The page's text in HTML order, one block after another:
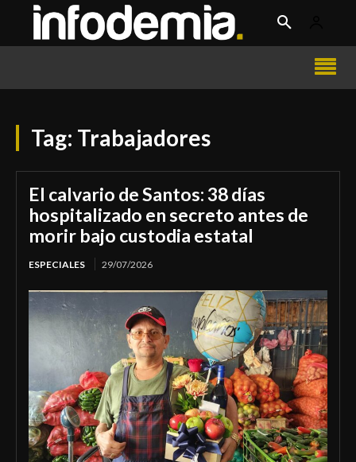
Tag: Trabajadores
El calvario de Santos: 38 días
hospitalizado en secreto antes de
morir bajo custodia estatal
ESPECIALES 29/07/2026